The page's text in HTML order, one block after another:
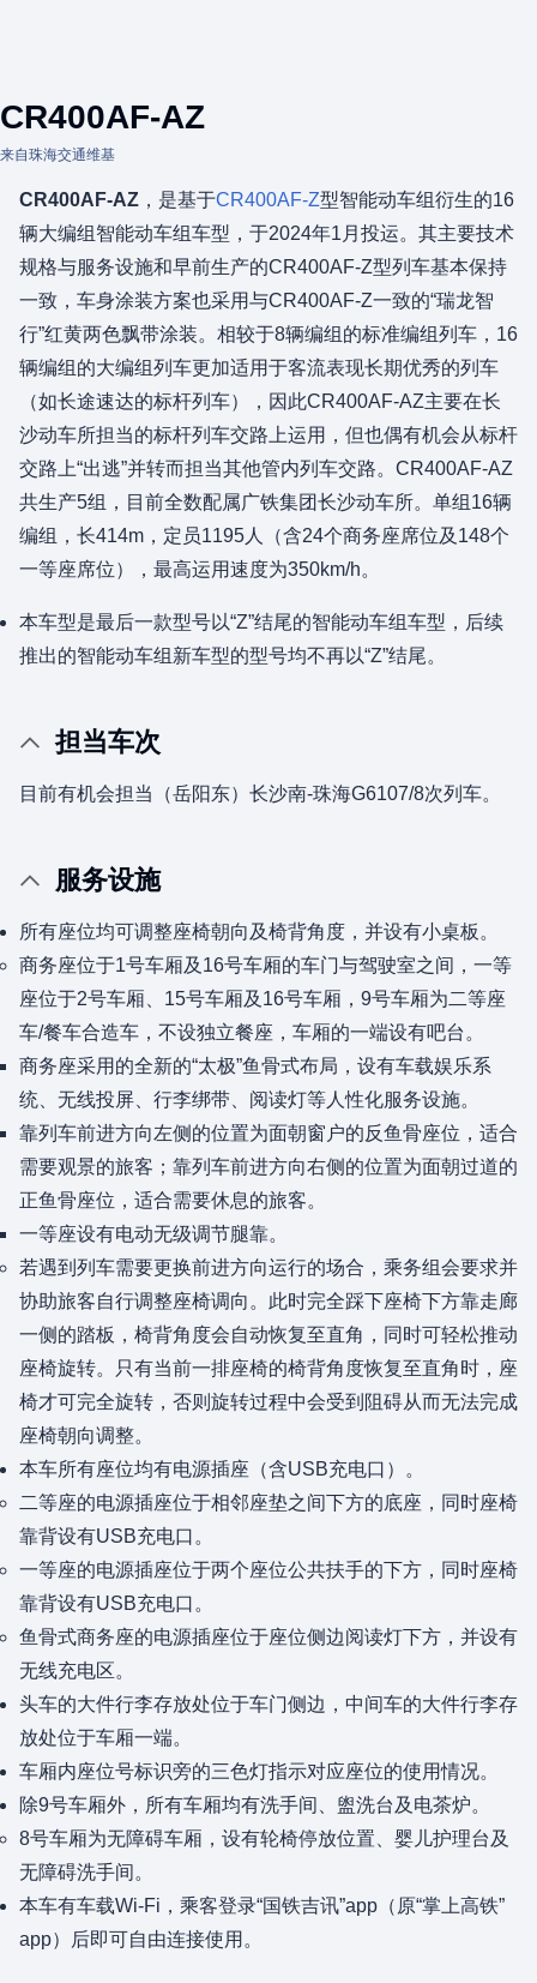
CR400AF-AZ
来自珠海交通维基
CR400AF-AZ ，是基于CR400AF-Z型智能动车组衍生的16
辆大编组智能动车组车型，于2024年1月投运。其主要技术
规格与服务设施和早前生产的CR400AF-Z型列车基本保持
一致，车身涂装方案也采用与CR400AF-Z一致的“瑞龙智
行”红黄两色飘带涂装。相较于8辆编组的标准编组列车，16
辆编组的大编组列车更加适用于客流表现长期优秀的列车
（如长途速达的标杆列车），因此CR400AF-AZ主要在长
沙动车所担当的标杆列车交路上运用，但也偶有机会从标杆
交路上“出逃”并转而担当其他管内列车交路。CR400AF-AZ
共生产5组，目前全数配属广铁集团长沙动车所。单组16辆
编组，长414m，定员1195人（含24个商务座席位及148个
一等座席位），最高运用速度为350km/h。
本车型是最后一款型号以“Z”结尾的智能动车组车型，后续
推出的智能动车组新车型的型号均不再以“Z”结尾。
担当车次
目前有机会担当（岳阳东）长沙南-珠海G6107/8次列车。
服务设施
所有座位均可调整座椅朝向及椅背角度，并设有小桌板。
商务座位于1号车厢及16号车厢的车门与驾驶室之间，一等
座位于2号车厢、15号车厢及16号车厢，9号车厢为二等座
车/餐车合造车，不设独立餐座，车厢的一端设有吧台。
商务座采用的全新的“太极”鱼骨式布局，设有车载娱乐系
统、无线投屏、行李绑带、阅读灯等人性化服务设施。
靠列车前进方向左侧的位置为面朝窗户的反鱼骨座位，适合
需要观景的旅客；靠列车前进方向右侧的位置为面朝过道的
正鱼骨座位，适合需要休息的旅客。
一等座设有电动无级调节腿靠。
若遇到列车需要更换前进方向运行的场合，乘务组会要求并
协助旅客自行调整座椅调向。此时完全踩下座椅下方靠走廊
一侧的踏板，椅背角度会自动恢复至直角，同时可轻松推动
座椅旋转。只有当前一排座椅的椅背角度恢复至直角时，座
椅才可完全旋转，否则旋转过程中会受到阻碍从而无法完成
座椅朝向调整。
本车所有座位均有电源插座（含USB充电口）。
二等座的电源插座位于相邻座垫之间下方的底座，同时座椅
靠背设有USB充电口。
一等座的电源插座位于两个座位公共扶手的下方，同时座椅
靠背设有USB充电口。
鱼骨式商务座的电源插座位于座位侧边阅读灯下方，并设有
无线充电区。
头车的大件行李存放处位于车门侧边，中间车的大件行李存
放处位于车厢一端。
车厢内座位号标识旁的三色灯指示对应座位的使用情况。
除9号车厢外，所有车厢均有洗手间、盥洗台及电茶炉。
8号车厢为无障碍车厢，设有轮椅停放位置、婴儿护理台及
无障碍洗手间。
本车有车载Wi-Fi，乘客登录“国铁吉讯”app（原“掌上高铁”
app）后即可自由连接使用。